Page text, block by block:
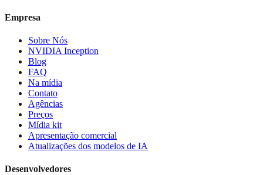
Empresa
Sobre Nós
NVIDIA Inception
Blog
FAQ
Na mídia
Contato
Agências
Preços
Mídia kit
Apresentação comercial
Atualizações dos modelos de IA
Desenvolvedores